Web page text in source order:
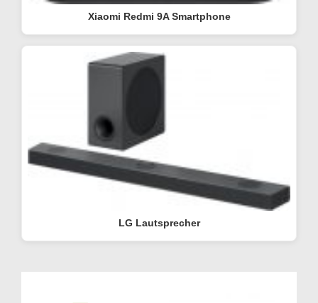
Xiaomi Redmi 9A Smartphone
LG Lautsprecher